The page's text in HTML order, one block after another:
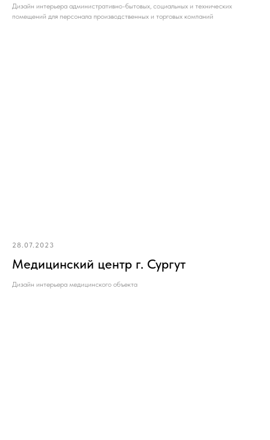
Дизайн интерьера административно-бытовых, социальных и технических
помещений для персонала производственных и торговых компаний
28.07.2023
Медицинский центр г. Сургут
Дизайн интерьера медицинского объекта